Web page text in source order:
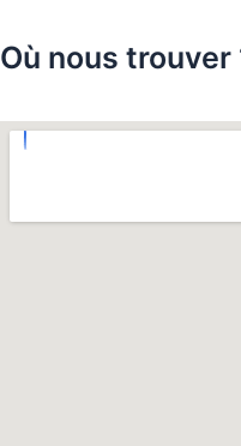
Où nous trouver